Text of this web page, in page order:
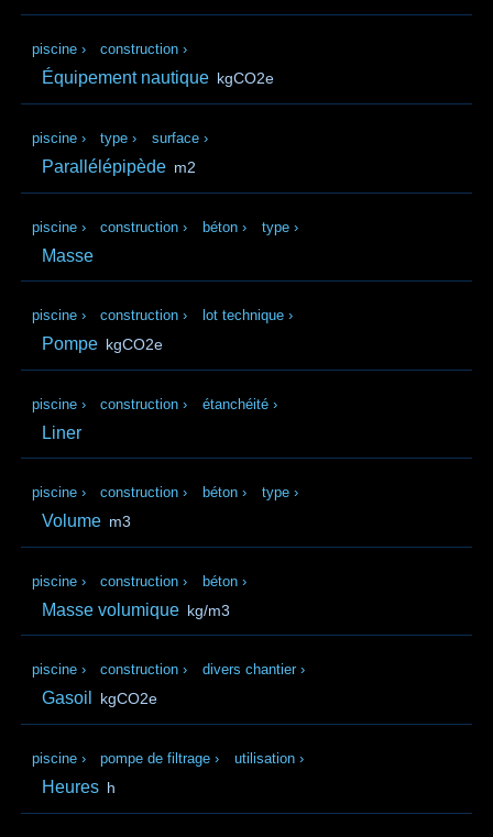
piscine › construction ›
Équipement nautique kgCO2e
piscine › type › surface ›
Parallélépipède m2
piscine › construction › béton › type ›
Masse
piscine › construction › lot technique ›
Pompe kgCO2e
piscine › construction › étanchéité ›
Liner
piscine › construction › béton › type ›
Volume m3
piscine › construction › béton ›
Masse volumique kg/m3
piscine › construction › divers chantier ›
Gasoil kgCO2e
piscine › pompe de filtrage › utilisation ›
Heures h